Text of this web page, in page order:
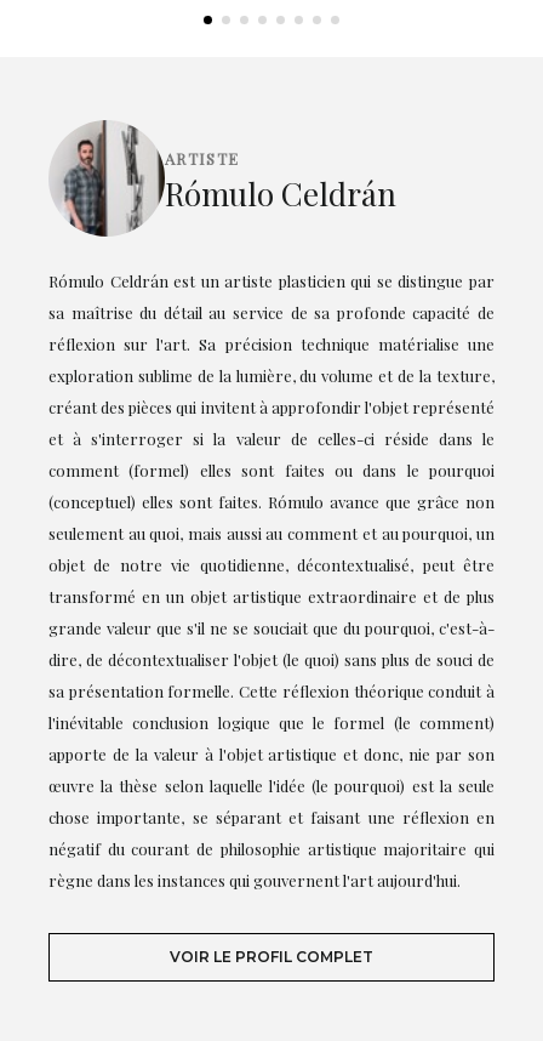
ARTISTE
Rómulo Celdrán
Rómulo Celdrán est un artiste plasticien qui se distingue par
sa maîtrise du détail au service de sa profonde capacité de
réflexion sur l'art. Sa précision technique matérialise une
exploration sublime de la lumière, du volume et de la texture,
créant des pièces qui invitent à approfondir l'objet représenté
et à s'interroger si la valeur de celles-ci réside dans le
comment (formel) elles sont faites ou dans le pourquoi
(conceptuel) elles sont faites. Rómulo avance que grâce non
seulement au quoi, mais aussi au comment et au pourquoi, un
objet de notre vie quotidienne, décontextualisé, peut être
transformé en un objet artistique extraordinaire et de plus
grande valeur que s'il ne se souciait que du pourquoi, c'est-à-
dire, de décontextualiser l'objet (le quoi) sans plus de souci de
sa présentation formelle. Cette réflexion théorique conduit à
l'inévitable conclusion logique que le formel (le comment)
apporte de la valeur à l'objet artistique et donc, nie par son
œuvre la thèse selon laquelle l'idée (le pourquoi) est la seule
chose importante, se séparant et faisant une réflexion en
négatif du courant de philosophie artistique majoritaire qui
règne dans les instances qui gouvernent l'art aujourd'hui.
VOIR LE PROFIL COMPLET